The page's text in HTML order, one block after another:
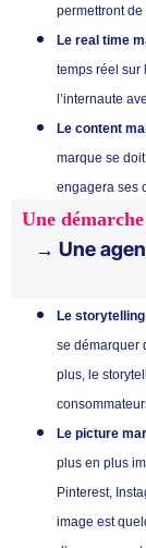
permettront
Le real time
temps réel sur
l’internaute
Le content
marque se
engagera ses
Une
→ Une
Le storytelling
se démarquer
plus, le
Le picture
plus en plus
Pinterest,
image est